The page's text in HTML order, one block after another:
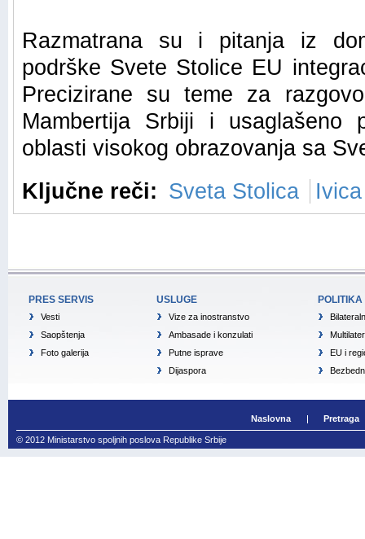
Razmatrana su i pitanja iz
podrške Svete Stolice EU
Precizirane su teme za
Mambertija Srbiji i usaglašeno
oblasti visokog obrazovanja sa
Ključne reči: Sveta Stolica
PRES SERVIS
Vesti
Saopštenja
Foto galerija
USLUGE
Vize za inostranstvo
Ambasade i konzulati
Putne isprave
Dijaspora
POLITIKA
EU i
Naslovna Pretraga
© 2012 Ministarstvo spoljnih poslova Republike Srbije